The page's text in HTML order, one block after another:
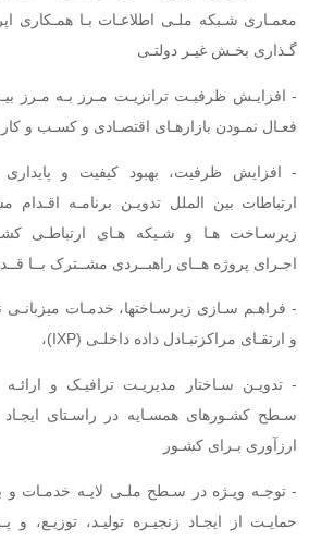
معمـاری شـبکه ملـی اطلاعـات بـا همـکاری
گـذاری بخـش غیـر دولتـی
- افزایـش ظرفیـت ترانزیـت مـرز بـه مـرز
فعـال نمـودن بازارهـای اقتصـادی و کسـب و
- افزایش ظرفیت، بهبود کیفیت و پایداری
ارتباطات بین الملل تدویـن برنامـه
زیرسـاخت هـا و شـبکه هـای ارتباطـی
اجـرای پروژه هــای راهبــردی مشــترک بــا
- فراهـم سـازی زیرسـاختها، خدمـات میزبانـی
و ارتقـای مراکزتبـادل داده داخلـی (IXP)،
- تدویـن سـاختار مدیریـت ترافیـک و
سـطح کشـورهای همسـایه در راسـتای
ارزآوری بـرای کشـور
- توجـه ویـژه در سـطح ملـی لایـه خدمـات و
حمایـت از ایجـاد زنجیـره تولیـد، توزیـع، و